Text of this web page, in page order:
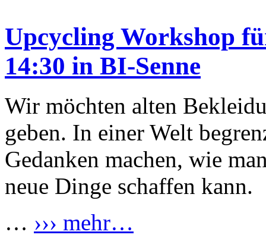
Upcycling Workshop
14:30 in BI-Senne
Wir möchten alten
geben. In einer Welt
Gedanken machen, wie
neue Dinge schaffen kann.
… ››› mehr…